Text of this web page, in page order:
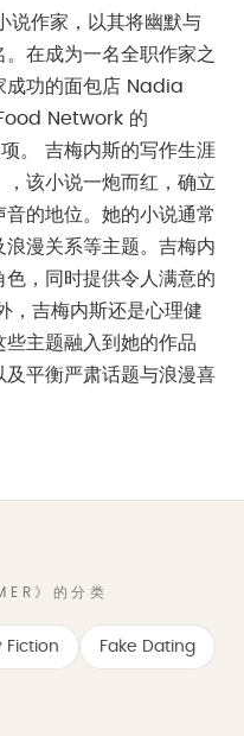
说作家，以其将幽默与
在成为一名全职作家之
成功的面包店 Nadia
Network 的
。 吉梅内斯的写作生涯
该小说一炮而红，确立
的地位。她的小说通常
漫关系等主题。吉梅内
，同时提供令人满意的
，吉梅内斯还是心理健
些主题融入到她的作品
平衡严肃话题与浪漫喜
》的分类
Fiction Fake Dating